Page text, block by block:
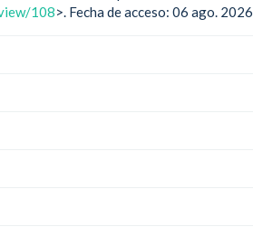
108>. Fecha de acceso: 06 ago. 2026